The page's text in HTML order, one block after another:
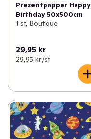
Presentpapper Happy
Birthday 50x500cm
1 st, Boutique
29,95 kr
29,95 kr /st